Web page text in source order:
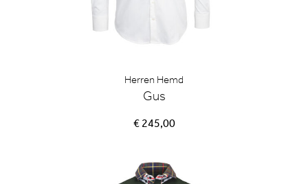
Herren Hemd
Gus
€ 245,00